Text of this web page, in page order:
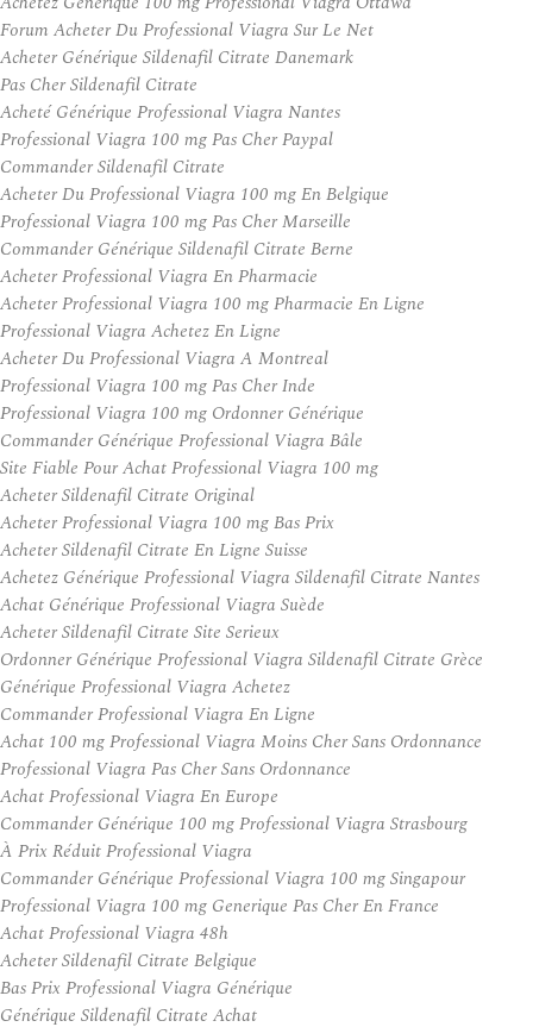
Forum Acheter Du Professional Viagra Sur Le Net
Acheter Générique Sildenafil Citrate Danemark
Pas Cher Sildenafil Citrate
Acheté Générique Professional Viagra Nantes
Professional Viagra 100 mg Pas Cher Paypal
Commander Sildenafil Citrate
Acheter Du Professional Viagra 100 mg En Belgique
Professional Viagra 100 mg Pas Cher Marseille
Commander Générique Sildenafil Citrate Berne
Acheter Professional Viagra En Pharmacie
Acheter Professional Viagra 100 mg Pharmacie En Ligne
Professional Viagra Achetez En Ligne
Acheter Du Professional Viagra A Montreal
Professional Viagra 100 mg Pas Cher Inde
Professional Viagra 100 mg Ordonner Générique
Commander Générique Professional Viagra Bâle
Site Fiable Pour Achat Professional Viagra 100 mg
Acheter Sildenafil Citrate Original
Acheter Professional Viagra 100 mg Bas Prix
Acheter Sildenafil Citrate En Ligne Suisse
Achetez Générique Professional Viagra Sildenafil Citrate Nantes
Achat Générique Professional Viagra Suède
Acheter Sildenafil Citrate Site Serieux
Ordonner Générique Professional Viagra Sildenafil Citrate Grèce
Générique Professional Viagra Achetez
Commander Professional Viagra En Ligne
Achat 100 mg Professional Viagra Moins Cher Sans Ordonnance
Professional Viagra Pas Cher Sans Ordonnance
Achat Professional Viagra En Europe
Commander Générique 100 mg Professional Viagra Strasbourg
À Prix Réduit Professional Viagra
Commander Générique Professional Viagra 100 mg Singapour
Professional Viagra 100 mg Generique Pas Cher En France
Achat Professional Viagra 48h
Acheter Sildenafil Citrate Belgique
Bas Prix Professional Viagra Générique
Générique Sildenafil Citrate Achat